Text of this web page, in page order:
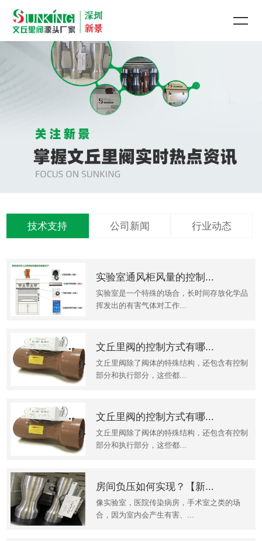
技术支持 公司新闻 行业动态
实验室通风柜风量的控制...
实验室是一个特殊的场合，长时间存放化学品
挥发出的有害气体对工作...
文丘里阀的控制方式有哪...
文丘里阀除了阀体的特殊结构，还包含有控制
部分和执行部分，这些都...
文丘里阀的控制方式有哪...
文丘里阀除了阀体的特殊结构，还包含有控制
部分和执行部分，这些都...
房间负压如何实现？【新...
像实验室，医院传染病房，手术室之类的场
合，因为室内会产生有害、...